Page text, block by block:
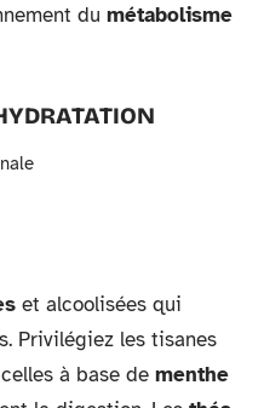
du métabolisme
et alcoolisées qui
Privilégiez les tisanes
à base de menthe